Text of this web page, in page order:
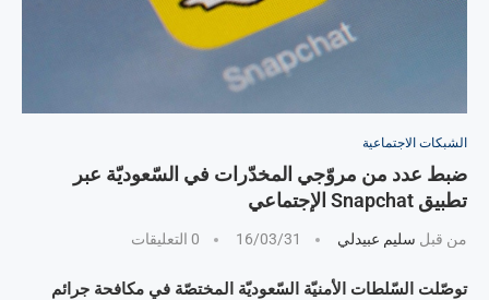
الشبكات الاجتماعية
ضبط عدد من مروّجي المخدّرات في السّعوديّة عبر
تطبيق Snapchat الإجتماعي
من قبل سليم عبيدلي 16/03/31 0 التعليقات
توصّلت السّلطات الأمنيّة السّعوديّة المختصّة في مكافحة جرائم